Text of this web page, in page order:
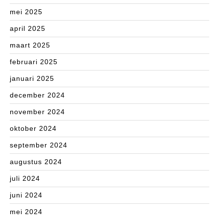
mei 2025
april 2025
maart 2025
februari 2025
januari 2025
december 2024
november 2024
oktober 2024
september 2024
augustus 2024
juli 2024
juni 2024
mei 2024